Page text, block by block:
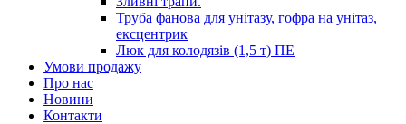
Труба фанова для унітазу, гофра на унітаз,
ексцентрик
Люк для колодязів (1,5 т) ПЕ
Умови продажу
Про нас
Новини
Контакти